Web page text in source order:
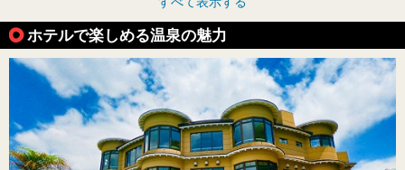
ホテルで楽しめる温泉の魅力